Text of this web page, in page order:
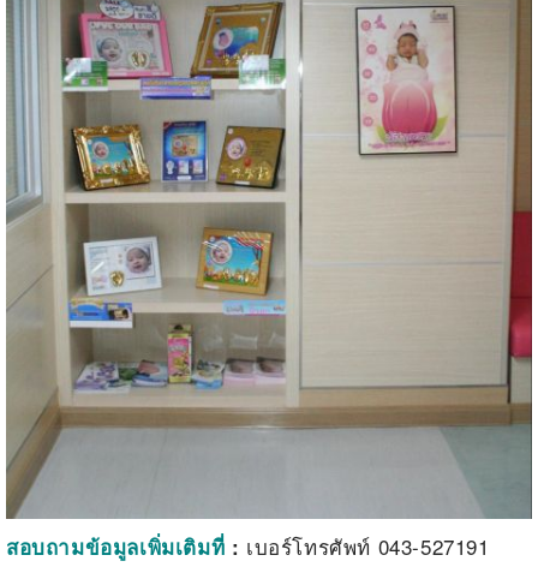
สอบถามข้อมูลเพิ่มเติมที่ : เบอร์โทรศัพท์ 043-527191